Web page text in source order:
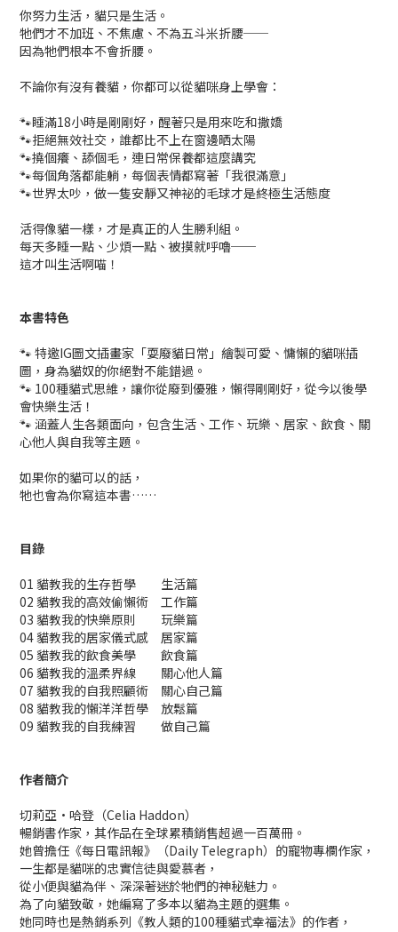
你努力生活，貓只是生活。
牠們才不加班、不焦慮、不為五斗米折腰──
因為牠們根本不會折腰。
不論你有沒有養貓，你都可以從貓咪身上學會：
🐾睡滿18小時是剛剛好，醒著只是用來吃和撒嬌
🐾拒絕無效社交，誰都比不上在窗邊晒太陽
🐾撓個癢、舔個毛，連日常保養都這麼講究
🐾每個角落都能躺，每個表情都寫著「我很滿意」
🐾世界太吵，做一隻安靜又神祕的毛球才是終極生活態度
活得像貓一樣，才是真正的人生勝利組。
每天多睡一點、少煩一點、被摸就呼嚕──
這才叫生活啊喵！
本書特色
🐾 特邀IG圖文插畫家「耍廢貓日常」繪製可愛、慵懶的貓咪插
圖，身為貓奴的你絕對不能錯過。
🐾 100種貓式思維，讓你從廢到優雅，懶得剛剛好，從今以後學
會快樂生活！
🐾 涵蓋人生各類面向，包含生活、工作、玩樂、居家、飲食、關
心他人與自我等主題。
如果你的貓可以的話，
牠也會為你寫這本書……
目錄
01 貓教我的生存哲學 生活篇
02 貓教我的高效偷懶術 工作篇
03 貓教我的快樂原則 玩樂篇
04 貓教我的居家儀式感 居家篇
05 貓教我的飲食美學 飲食篇
06 貓教我的溫柔界線 關心他人篇
07 貓教我的自我照顧術 關心自己篇
08 貓教我的懶洋洋哲學 放鬆篇
09 貓教我的自我練習 做自己篇
作者簡介
切莉亞•哈登（Celia Haddon）
暢銷書作家，其作品在全球累積銷售超過一百萬冊。
她曾擔任《每日電訊報》（Daily Telegraph）的寵物專欄作家，
一生都是貓咪的忠實信徒與愛慕者，
從小便與貓為伴、深深著迷於牠們的神秘魅力。
為了向貓致敬，她編寫了多本以貓為主題的選集。
她同時也是熱銷系列《教人類的100種貓式幸福法》的作者，